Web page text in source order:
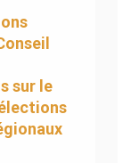
sur le